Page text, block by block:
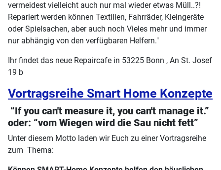
vermeidest vielleicht auch nur mal wieder etwas Müll..?!
Repariert werden können Textilien, Fahrräder, Kleingeräte
oder Spielsachen, aber auch noch Vieles mehr und immer
nur abhängig von den verfügbaren Helfern."
Ihr findet das neue Repaircafe in 53225 Bonn , An St. Josef
19 b
Vortragsreihe Smart Home Konzepte
“If you can't measure it, you can't manage it.”
oder: “vom Wiegen wird die Sau nicht fett”
Unter diesem Motto laden wir Euch zu einer Vortragsreihe
zum Thema: